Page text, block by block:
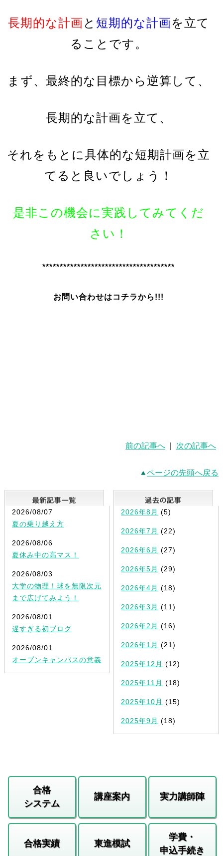
長期的な計画 と 短期的な計画を立て
ることです。
まず、最終的な目標から逆算して、
長期的な計画を立て、
それをもとに具体的な短期計画を立
てると良いでしょう！
是非この機会に実践してみてくだ
さい！
**************************************
お問い合わせはコチラから!!!
前の記事へ 次の記事へ
ページの先頭へ戻る
最新記事一覧
2026/08/07
夏の乗り越え方
2026/08/06
夏休み中の高マス！
2026/08/03
大学の物理！球を無限次元
まで広げてみよう！
2026/08/01
遅すぎる初ブログ
2026/08/01
オープンキャンパスの意義
2026年8月 (5)
2026年7月 (22)
2026年6月 (27)
2026年5月 (29)
2026年4月 (18)
2026年3月 (11)
2026年2月 (16)
2026年1月 (21)
2025年12月 (12)
2025年11月 (18)
2025年10月 (15)
2025年9月 (18)
合格
システム
講座案内 実力講師陣
合格実績 東進模試
学費・
申込手続き